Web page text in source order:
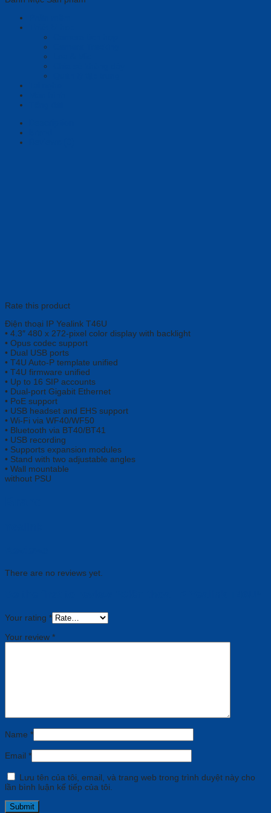
Rate this product
Điện thoại IP Yealink T46U
• 4.3″ 480 x 272-pixel color display with backlight
• Opus codec support
• Dual USB ports
• T4U Auto-P template unified
• T4U firmware unified
• Up to 16 SIP accounts
• Dual-port Gigabit Ethernet
• PoE support
• USB headset and EHS support
• Wi-Fi via WF40/WF50
• Bluetooth via BT40/BT41
• USB recording
• Supports expansion modules
• Stand with two adjustable angles
• Wall mountable
without PSU
There are no reviews yet.
Your rating *
Your review *
Name *
Email *
Lưu tên của tôi, email, và trang web trong trình duyệt này cho
lần bình luận kế tiếp của tôi.